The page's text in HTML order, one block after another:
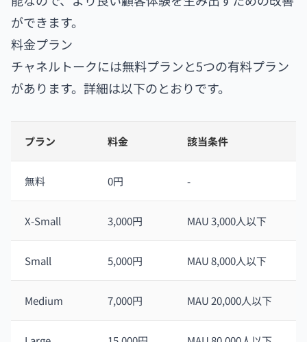
ができます。
料金プラン
チャネルトークには無料プランと5つの有料プラン
があります。詳細は以下のとおりです。
プラン 料金 該当条件
無料 0円 -
X-Small 3,000円 MAU 3,000人以下
Small 5,000円 MAU 8,000人以下
Medium 7,000円 MAU 20,000人以下